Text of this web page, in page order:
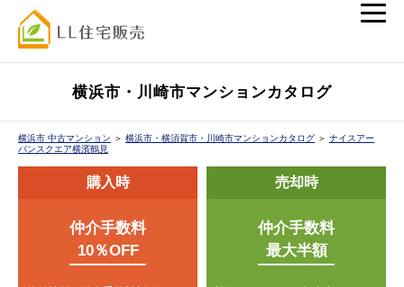
横浜市・川崎市マンションカタログ
横浜市 中古マンション ＞ 横浜市・横須賀市・川崎市マンションカタログ ＞ ナイスアー
バンスクエア横濱鶴見
購入時
仲介手数料
10％OFF
売却時
仲介手数料
最大半額